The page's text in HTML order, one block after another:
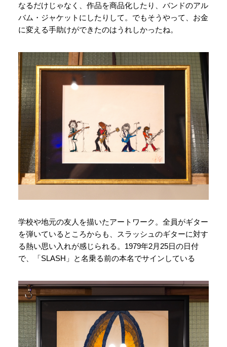
なるだけじゃなく、作品を商品化したり、バンドのアル
バム・ジャケットにしたりして。でもそうやって、お金
に変える手助けができたのはうれしかったね。
学校や地元の友人を描いたアートワーク。全員がギター
を弾いているところからも、スラッシュのギターに対す
る熱い思い入れが感じられる。1979年2月25日の日付
で、「SLASH」と名乗る前の本名でサインしている